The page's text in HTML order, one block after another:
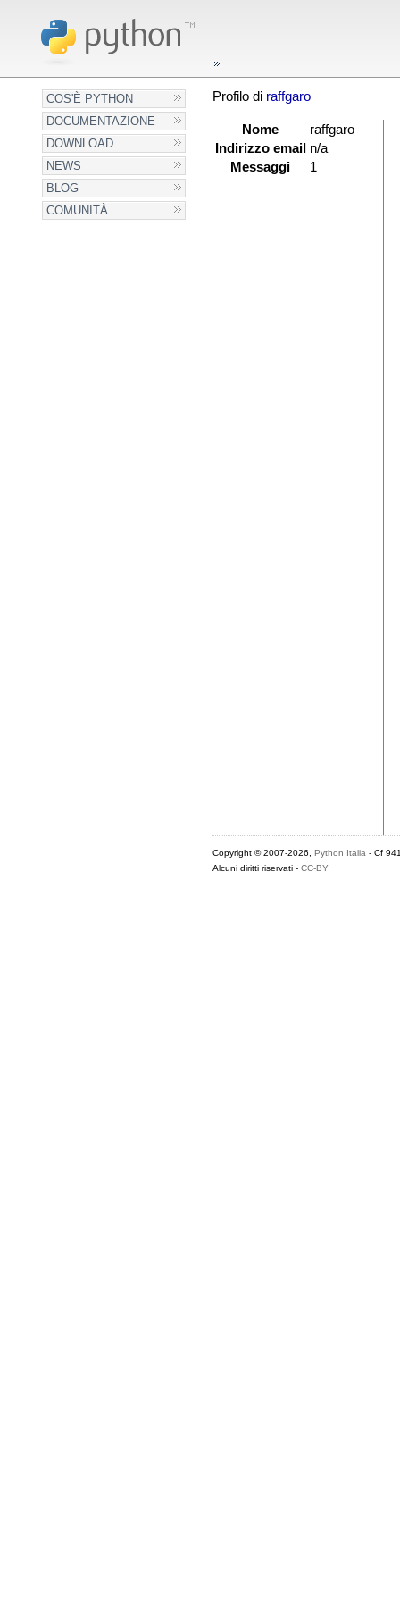
COS'È PYTHON
DOCUMENTAZIONE
DOWNLOAD
NEWS
BLOG
COMUNITÀ
Profilo di raffgaro
Nome
raffgaro
Indirizzo email n/a
Messaggi
1
Copyright © 2007-2026, Python Italia - Cf
Alcuni diritti riservati - CC-BY